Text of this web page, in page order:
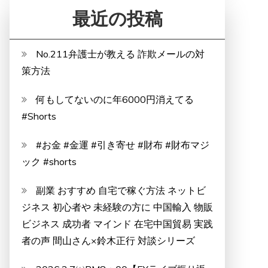
最近の投稿
No.211弁護士が教える 詐欺メールの対
策方法
何もしてないのに年6000円消えてる
#Shorts
#お金 #金運 #引き寄せ #財布 #財布マジ
ック #shorts
副業 おすすめ 自宅で稼ぐ方法 ネットビ
ジネス 初心者や 未経験の方に 中国輸入 物販
ビジネス 成功者 マインド 在宅中国貿易 実践
者の声 間山さん×鈴木正行 対談シリーズ